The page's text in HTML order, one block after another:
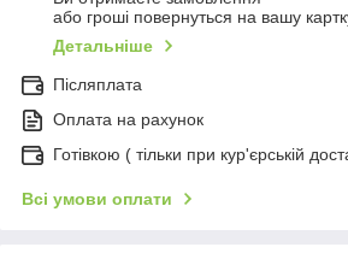
або гроші повернуться на вашу
Детальніше
Післяплата
Оплата на рахунок
Готівкою ( тільки при кур'єрській
Всі умови оплати